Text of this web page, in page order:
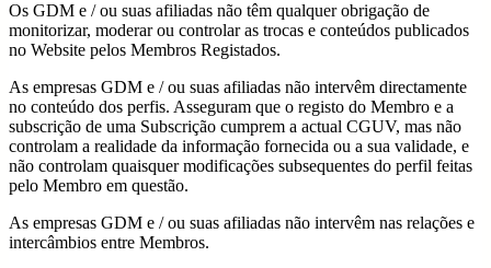
Os GDM e / ou suas afiliadas não têm qualquer obrigação de
monitorizar, moderar ou controlar as trocas e conteúdos publicados
no Website pelos Membros Registados.
As empresas GDM e / ou suas afiliadas não intervêm directamente
no conteúdo dos perfis. Asseguram que o registo do Membro e a
subscrição de uma Subscrição cumprem a actual CGUV, mas não
controlam a realidade da informação fornecida ou a sua validade, e
não controlam quaisquer modificações subsequentes do perfil feitas
pelo Membro em questão.
As empresas GDM e / ou suas afiliadas não intervêm nas relações e
intercâmbios entre Membros.